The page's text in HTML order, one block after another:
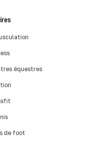
équestres
de foot